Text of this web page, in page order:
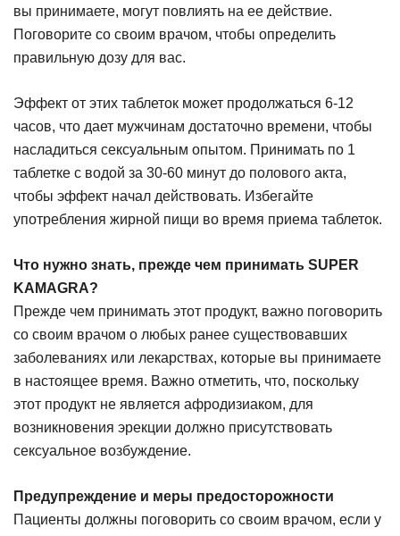
вы принимаете, могут повлиять на ее действие.
Поговорите со своим врачом, чтобы определить
правильную дозу для вас.
Эффект от этих таблеток может продолжаться 6-12
часов, что дает мужчинам достаточно времени, чтобы
насладиться сексуальным опытом. Принимать по 1
таблетке с водой за 30-60 минут до полового акта,
чтобы эффект начал действовать. Избегайте
употребления жирной пищи во время приема таблеток.
Что нужно знать, прежде чем принимать SUPER
KAMAGRA?
Прежде чем принимать этот продукт, важно поговорить
со своим врачом о любых ранее существовавших
заболеваниях или лекарствах, которые вы принимаете
в настоящее время. Важно отметить, что, поскольку
этот продукт не является афродизиаком, для
возникновения эрекции должно присутствовать
сексуальное возбуждение.
Предупреждение и меры предосторожности
Пациенты должны поговорить со своим врачом, если у